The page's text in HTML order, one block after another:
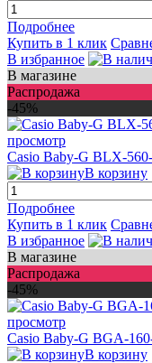
Подробнее
Купить в 1 клик
В избранное
В магазине
Распродажа
-45%
просмотр
Casio Baby-G BLX-
В корзину
Подробнее
Купить в 1 клик
В избранное
В магазине
Распродажа
-45%
просмотр
Casio Baby-G BGA-
В корзину